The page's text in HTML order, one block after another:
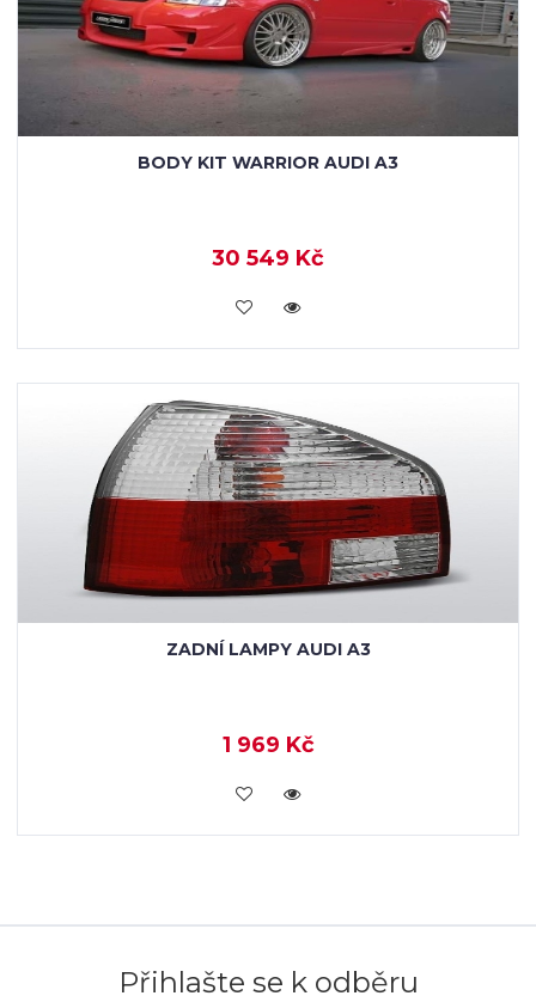
BODY KIT WARRIOR AUDI A3
30 549 Kč
KOUPIT
ZADNÍ LAMPY AUDI A3
1 969 Kč
KOUPIT
Přihlašte se k odběru